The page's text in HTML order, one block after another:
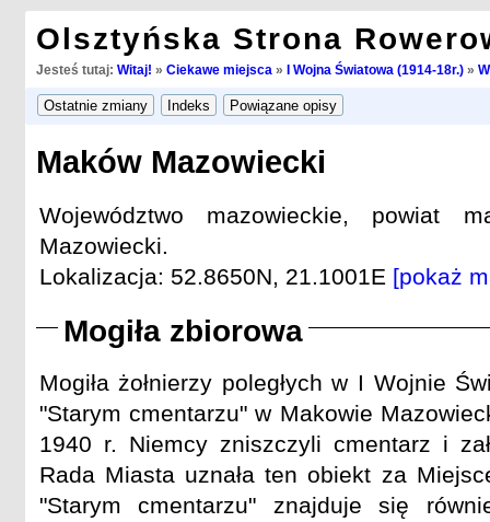
Olsztyńska Strona
Jesteś tutaj: Witaj! » Ciekawe miejsca » I Wojna Światowa (1914-18r.)»
Maków Mazowiecki
Województwo mazowieckie, powiat
Mazowiecki.
Lokalizacja: 52.8650N, 21.1001E [pokaż
Mogiła zbiorowa
Mogiła żołnierzy poległych w I Wojnie
"Starym cmentarzu" w Makowie
1940 r. Niemcy zniszczyli cmentarz i
Rada Miasta uznała ten obiekt za
"Starym cmentarzu" znajduje się